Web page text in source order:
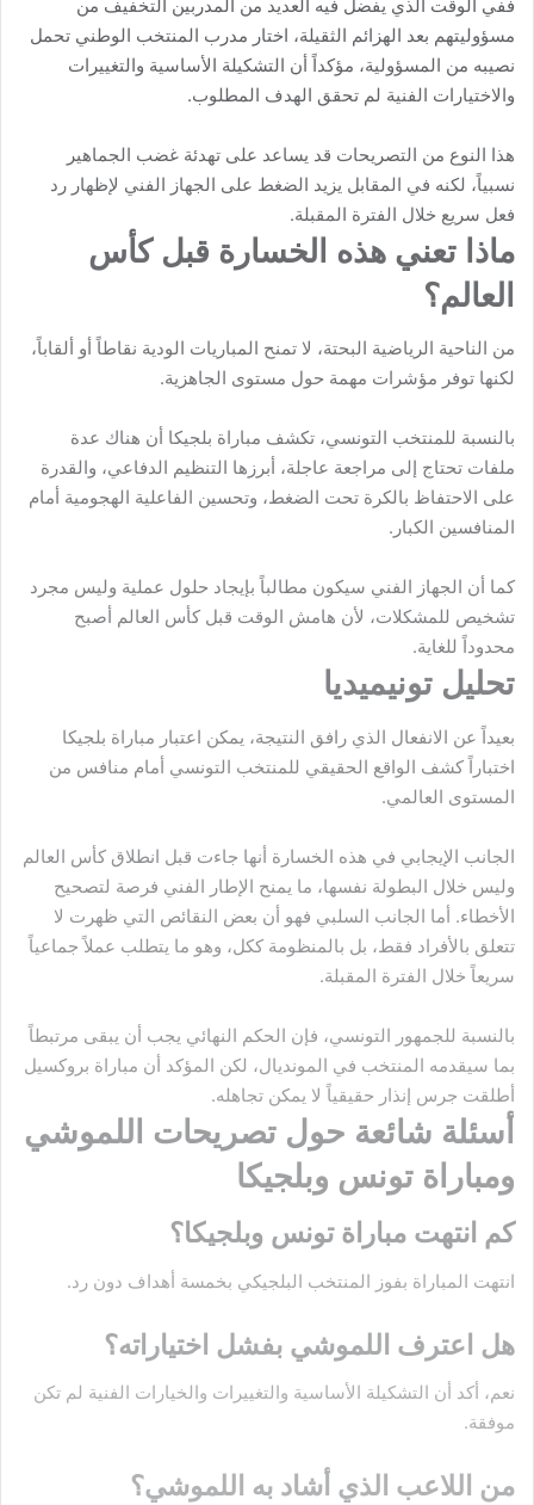
ففي الوقت الذي يفضل فيه العديد من المدربين التخفيف من
مسؤوليتهم بعد الهزائم الثقيلة، اختار مدرب المنتخب الوطني تحمل
نصيبه من المسؤولية، مؤكداً أن التشكيلة الأساسية والتغييرات
والاختيارات الفنية لم تحقق الهدف المطلوب.
هذا النوع من التصريحات قد يساعد على تهدئة غضب الجماهير
نسبياً، لكنه في المقابل يزيد الضغط على الجهاز الفني لإظهار رد
فعل سريع خلال الفترة المقبلة.
ماذا تعني هذه الخسارة قبل كأس
العالم؟
من الناحية الرياضية البحتة، لا تمنح المباريات الودية نقاطاً أو ألقاباً،
لكنها توفر مؤشرات مهمة حول مستوى الجاهزية.
بالنسبة للمنتخب التونسي، تكشف مباراة بلجيكا أن هناك عدة
ملفات تحتاج إلى مراجعة عاجلة، أبرزها التنظيم الدفاعي، والقدرة
على الاحتفاظ بالكرة تحت الضغط، وتحسين الفاعلية الهجومية أمام
المنافسين الكبار.
كما أن الجهاز الفني سيكون مطالباً بإيجاد حلول عملية وليس مجرد
تشخيص للمشكلات، لأن هامش الوقت قبل كأس العالم أصبح
محدوداً للغاية.
تحليل تونيميديا
بعيداً عن الانفعال الذي رافق النتيجة، يمكن اعتبار مباراة بلجيكا
اختباراً كشف الواقع الحقيقي للمنتخب التونسي أمام منافس من
المستوى العالمي.
الجانب الإيجابي في هذه الخسارة أنها جاءت قبل انطلاق كأس العالم
وليس خلال البطولة نفسها، ما يمنح الإطار الفني فرصة لتصحيح
الأخطاء. أما الجانب السلبي فهو أن بعض النقائص التي ظهرت لا
تتعلق بالأفراد فقط، بل بالمنظومة ككل، وهو ما يتطلب عملاً جماعياً
سريعاً خلال الفترة المقبلة.
بالنسبة للجمهور التونسي، فإن الحكم النهائي يجب أن يبقى مرتبطاً
بما سيقدمه المنتخب في المونديال، لكن المؤكد أن مباراة بروكسيل
أطلقت جرس إنذار حقيقياً لا يمكن تجاهله.
أسئلة شائعة حول تصريحات اللموشي
ومباراة تونس وبلجيكا
كم انتهت مباراة تونس وبلجيكا؟
انتهت المباراة بفوز المنتخب البلجيكي بخمسة أهداف دون رد.
هل اعترف اللموشي بفشل اختياراته؟
نعم، أكد أن التشكيلة الأساسية والتغييرات والخيارات الفنية لم تكن
موفقة.
من اللاعب الذي أشاد به اللموشي؟